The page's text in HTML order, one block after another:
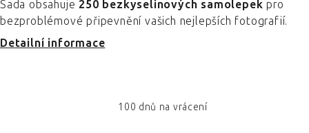
Sada obsahuje 250 bezkyselinových samolepekpro
bezproblémové připevnění vašich nejlepších fotografií.
Detailní informace
100 dnů na vrácení